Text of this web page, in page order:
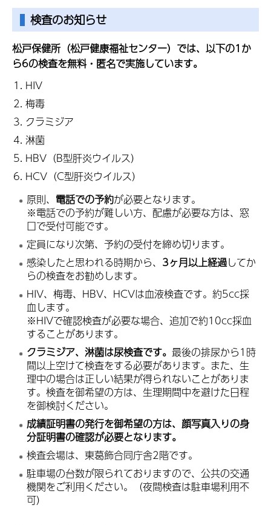
検査のお知らせ
松戸保健所（松戸健康福祉センター）では、以下の1か
ら6の検査を無料・匿名で実施しています。
HIV
梅毒
クラミジア
淋菌
HBV（B型肝炎ウイルス）
HCV（C型肝炎ウイルス）
原則、 電話での予約が必要となります。
※電話での予約が難しい方、配慮が必要な方は、窓
口で受付可能です。
定員になり次第、予約の受付を締め切ります。
感染したと思われる時期から、 3ヶ月以上経過してか
らの検査をお勧めします。
HIV、梅毒、HBV、HCVは血液検査です。約5cc採
血します。
※HIVで確認検査が必要な場合、追加で約10cc採血
することがあります。
クラミジア、淋菌は尿検査です。最後の排尿から1時
間以上空けて検査をする必要があります。また、生
理中の場合は正しい結果が得られないことがありま
す。検査を御希望の方は、生理期間中を避けた日程
を御検討ください。
成績証明書の発行を御希望の方は、顔写真入りの身
分証明書の確認が必要となります。
検査会場は、東葛飾合同庁舎2階です。
駐車場の台数が限られておりますので、公共の交通
機関をご利用ください。（夜間検査は駐車場利用不
可）